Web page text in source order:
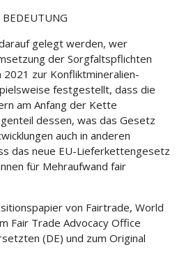
BEDEUTUNG
gelegt werden, wer
der Sorgfaltspflichten
zur Konfliktmineralien-
festgestellt, dass die
am Anfang der Kette
dessen, was das Gesetz
auch in anderen
das neue EU-Lieferkettengesetz
für Mehraufwand fair
von Fairtrade, World
Fair Trade Advocacy Office
(DE) und zum Original